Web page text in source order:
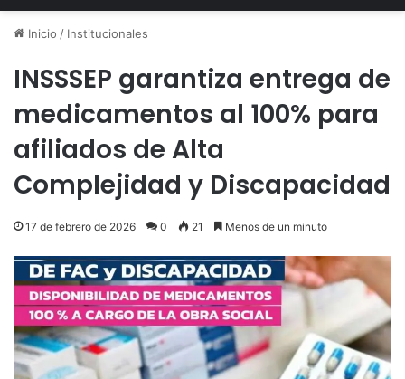
Inicio / Institucionales
INSSSEP garantiza entrega de
medicamentos al 100% para
afiliados de Alta
Complejidad y Discapacidad
17 de febrero de 2026 0 21 Menos de un minuto